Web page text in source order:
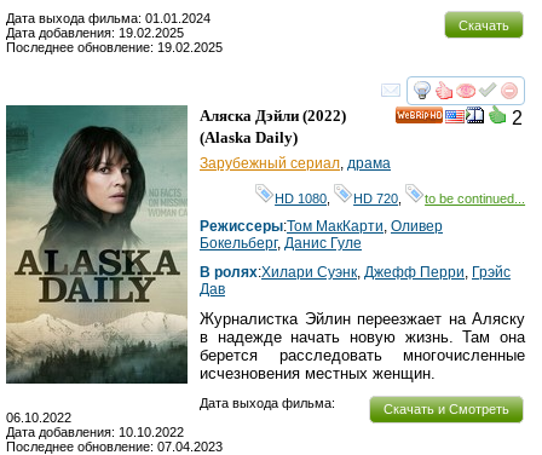
Скачать
Дата выхода фильма: 01.01.2024
Дата добавления: 19.02.2025
Последнее обновление: 19.02.2025
смотреть
2
Аляска Дэйли (2022)
(Alaska Daily)
Зарубежный сериал, драма
HD 1080 HD 720 to be continued...
Режиссеры:Том МакКарти, Оливер
Бокельберг, Данис Гуле
В ролях:Хилари Суэнк, Джефф Перри, Грэйс
Дав
Журналистка Эйлин переезжает на Аляску
в надежде начать новую жизнь. Там она
берется расследовать многочисленные
исчезновения местных женщин.
Скачать и Смотреть
Дата выхода фильма:
06.10.2022
Дата добавления: 10.10.2022
Последнее обновление: 07.04.2023